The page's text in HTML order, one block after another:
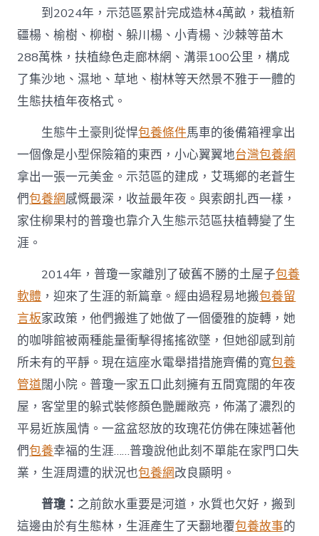
到2024年，示范區累計完成造林4萬畝，栽植新
疆楊、榆樹、柳樹、躲川楊、小青楊、沙棘等苗木
288萬株，扶植綠色走廊林網、溝渠100公里，構成
了集沙地、濕地、草地、樹林等天然景不雅于一體的
生態扶植年夜格式。
生態牛土豪則從悍包養條件馬車的後備箱裡拿出
一個像是小型保險箱的東西，小心翼翼地台灣包養網
拿出一張一元美金。示范區的建成，艾瑪鄉的老蒼生
們包養網感慨最深，收益最年夜。與索朗扎西一樣，
家住柳果村的普瓊也靠介入生態示范區扶植轉變了生
涯。
2014年，普瓊一家離別了破舊不勝的土屋子包養
軟體 ，迎來了生涯的新篇章。經由過程易地搬包養留
言板家政策，他們搬進了她做了一個優雅的旋轉，她
的咖啡館被兩種能量衝擊得搖搖欲墜，但她卻感到前
所未有的平靜。現在這座水電舉措措施齊備的寬包養
管道闊小院。普瓊一家五口此刻擁有五間寬闊的年夜
屋，客堂里的躲式裝修顏色艷麗敞亮，佈滿了濃烈的
平易近族風情。一盆盆怒放的玫瑰花仿佛在陳述著他
們包養幸福的生涯……普瓊說他此刻不單能在家門口失
業，生涯周遭的狀況也包養網改良顯明。
普瓊： 之前飲水重要是河道，水質也欠好，搬到
這邊由於有生態林，生涯產生了天翻地覆包養故事的